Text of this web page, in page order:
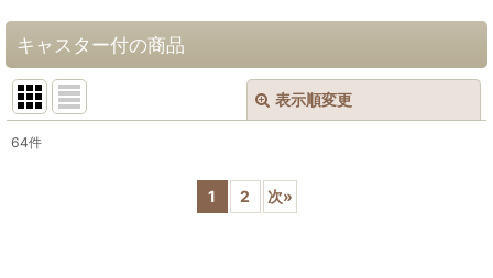
キャスター付の商品
表示順変更
64件
1 2 次»